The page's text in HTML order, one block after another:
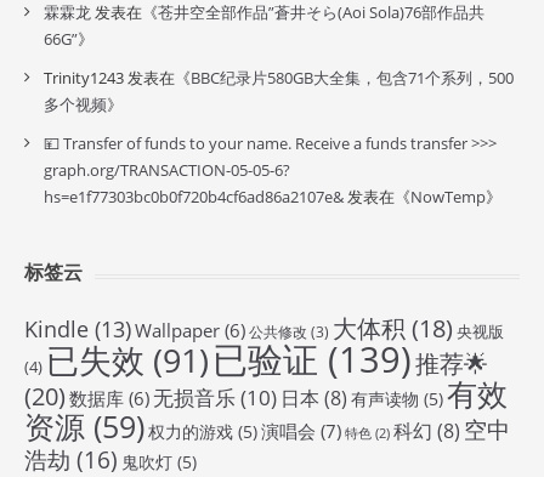
霖霖龙发表在《苍井空全部作品”蒼井そら(Aoi Sola)76部作品共
66G”》
Trinity1243发表在《BBC纪录片580GB大全集，包含71个系列，500
多个视频》
💴 Transfer of funds to your name. Receive a funds transfer >>>
graph.org/TRANSACTION-05-05-6?
hs=e1f77303bc0b0f720b4cf6ad86a2107e&发表在《NowTemp》
标签云
Kindle (13)Wallpaper (6)公共修改 (3) 大体积 (18) 央视版
(4) 已失效 (91)已验证 (139)推荐🌟
(20) 数据库 (6) 无损音乐(10) 日本 (8) 有声读物 (5)有效
资源 (59)权力的游戏 (5)演唱会 (7) 特色 (2) 科幻 (8) 空中
浩劫 (16) 鬼吹灯 (5)